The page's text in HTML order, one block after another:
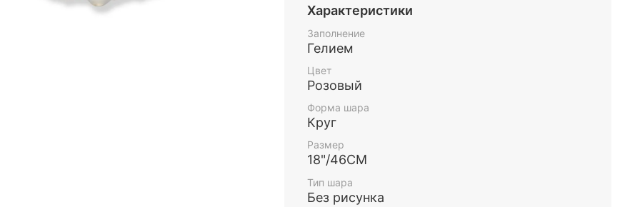
Характеристики
Заполнение
Гелием
Цвет
Розовый
Форма шара
Круг
Размер
18"/46СМ
Тип шара
Без рисунка